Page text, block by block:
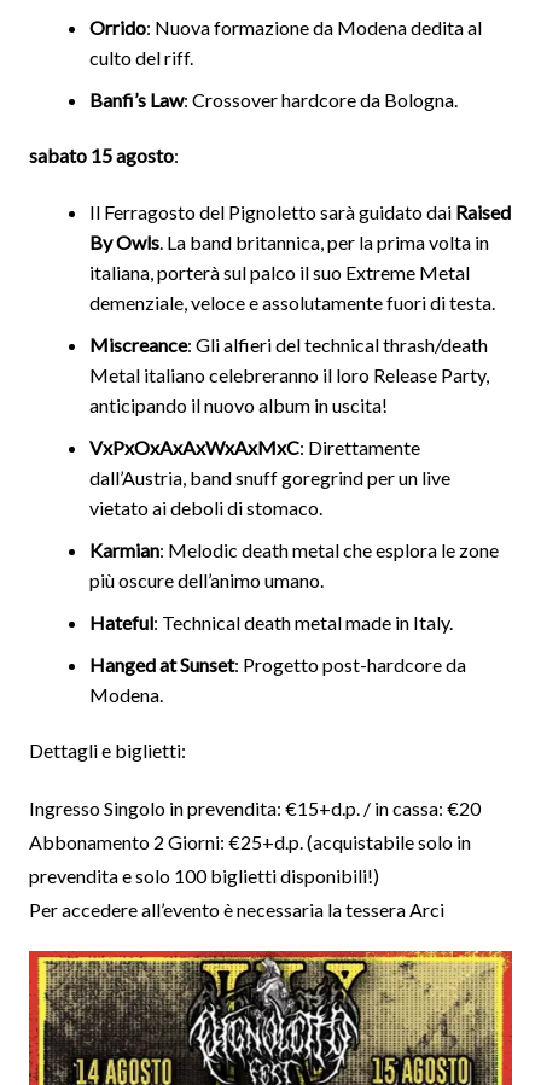
Orrido: Nuova formazione da Modena dedita al
culto del riff.
Banfi’s Law: Crossover hardcore da Bologna.
sabato 15 agosto:
Il Ferragosto del Pignoletto sarà guidato dai Raised
By Owls. La band britannica, per la prima volta in
italiana, porterà sul palco il suo Extreme Metal
demenziale, veloce e assolutamente fuori di testa.
Miscreance: Gli alfieri del technical thrash/death
Metal italiano celebreranno il loro Release Party,
anticipando il nuovo album in uscita!
VxPxOxAxAxWxAxMxC: Direttamente
dall’Austria, band snuff goregrind per un live
vietato ai deboli di stomaco.
Karmian: Melodic death metal che esplora le zone
più oscure dell’animo umano.
Hateful: Technical death metal made in Italy.
Hanged at Sunset: Progetto post-hardcore da
Modena.
Dettagli e biglietti:
Ingresso Singolo in prevendita: €15+d.p. / in cassa: €20
Abbonamento 2 Giorni: €25+d.p. (acquistabile solo in
prevendita e solo 100 biglietti disponibili!)
Per accedere all’evento è necessaria la tessera Arci